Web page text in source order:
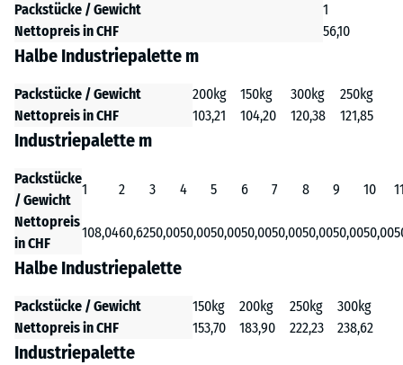
Packstücke / Gewicht
1
Nettopreis in CHF
56,10
Halbe Industriepalette m
Packstücke / Gewicht 200kg 150kg 300kg
250kg
Nettopreis in CHF
103,21 104,20 120,38 121,85
Industriepalette m
Packstücke
/ Gewicht
1 2 3 4 5 6 7 8 9 10
Nettopreis
in CHF
108,0460,6250,0050,0050,0050,0050,0050,0050,0050,00
Halbe Industriepalette
Packstücke / Gewicht 150kg 200kg 250kg
300kg
Nettopreis in CHF
153,70 183,90 222,23 238,62
Industriepalette